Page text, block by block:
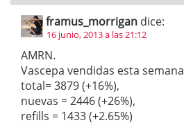
framus_morrigan dice:
16 junio, 2013 a las 21:12
AMRN.
Vascepa vendidas esta semana
total= 3879 (+16%),
nuevas = 2446 (+26%),
refills = 1433 (+2.65%)